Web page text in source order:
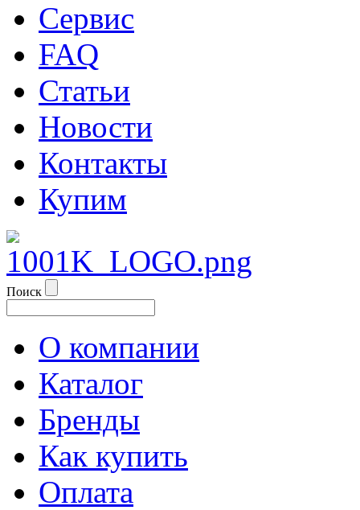
Сервис
FAQ
Статьи
Новости
Контакты
Купим
Поиск
О компании
Каталог
Бренды
Как купить
Оплата